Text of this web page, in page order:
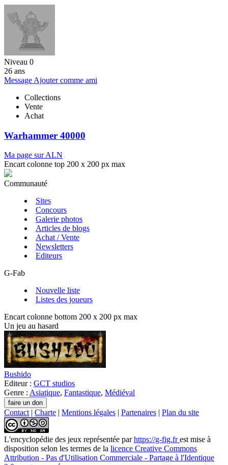
Niveau 0
26 ans
Message Ajouter comme ami
Collections
Vente
Achat
Warhammer 40000
Ma page sur ALN
Encart colonne top 200 x 200 px max
Communauté
Sites
Concours
Galerie photos
Articles de blogs
Achat / Vente
Newsletters
Editeurs
G-Fab
Nouvelle liste
Listes des joueurs
Encart colonne bottom 200 x 200 px max
Un jeu au hasard
Bushido
Editeur : GCT studios
Genre : Asiatique, Fantastique, Médiéval
Contact | Charte | Mentions légales | Partenaires | Plan du site
L'encyclopédie des jeux représentée parhttps://g-fig.frest mise à
disposition selon les termes de la licence Creative Commons
Attribution - Pas d'Utilisation Commerciale - Partage à l'Identique